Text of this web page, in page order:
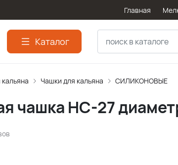
Главная
Каталог
Чашки для кальяна СИЛИКОНОВЫЕ
чашка HC-27